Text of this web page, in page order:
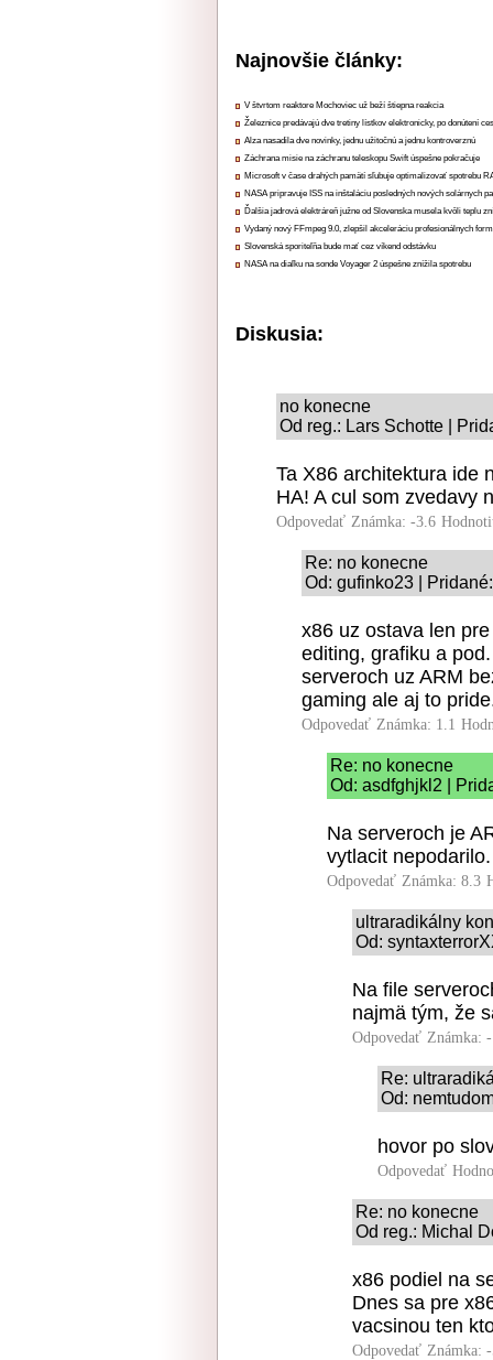
Najnovšie články:
V štvrtom reaktore Mochoviec už beží štiepna reakcia
Železnice predávajú dve tretiny lístkov elektronicky, po donútení
Alza nasadila dve novinky, jednu užitočnú a jednu kontroverznú
Záchrana misie na záchranu teleskopu Swift úspešne pokračuje
Microsoft v čase drahých pamätí sľubuje optimalizovať spotrebu
NASA pripravuje ISS na inštaláciu posledných nových solárnych
Ďalšia jadrová elektráreň južne od Slovenska musela kvôli teplu
Vydaný nový FFmpeg 9.0, zlepšil akceleráciu profesionálnych
Slovenská sporiteľňa bude mať cez víkend odstávku
NASA na diaľku na sonde Voyager 2 úspešne znížila spotrebu
Diskusia:
no konecne
Od reg.: Lars Schotte |
Ta X86 architektura ide
HA! A cul som zvedavy
Odpovedať Známka: -3.6
Re: no konecne
Od: gufinko23 |
x86 uz ostava len
editing, grafiku a
serveroch uz ARM
gaming ale aj to
Odpovedať Známka: 1.1
Re: no konecne
Od: asdfghjkl2 |
Na serveroch je
vytlacit nepodarilo.
Odpovedať Známka: 8.3
ultraradikálny
Od:
Na file
najmä tým, že
Odpovedať Známka:
Re:
Od:
hovor po
Odpovedať
Re: no konecne
Od reg.: Michal
x86 podiel na
Dnes sa pre
vacsinou ten
Odpovedať Známka: